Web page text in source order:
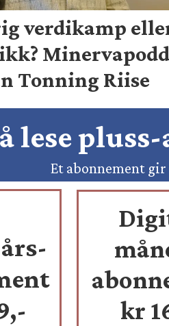
verdikamp
Tonning Riise
lese
Et abonnement
kr